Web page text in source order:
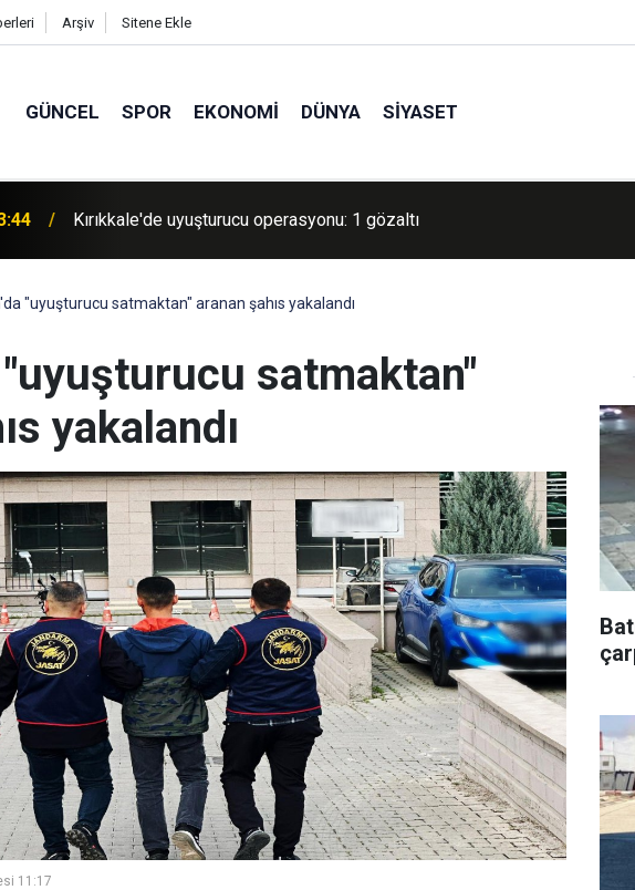
Arşiv Sitene Ekle
GÜNCEL SPOR EKONOMI DÜNYA SIYASET
Gaziantep’te 17 yıl 6 ay kesinleşmiş hapis cezası bulunan şahıs yakalandı
"uyuşturucu satmaktan" aranan şahıs yakalandı
satmaktan"
yakalandı
11:17